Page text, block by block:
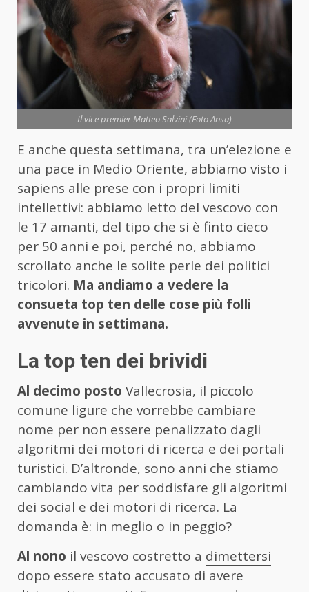
Il vice premier Matteo Salvini (Foto Ansa)
E anche questa settimana, tra un’elezione e
una pace in Medio Oriente, abbiamo visto i
sapiens alle prese con i propri limiti
intellettivi: abbiamo letto del vescovo con
le 17 amanti, del tipo che si è finto cieco
per 50 anni e poi, perché no, abbiamo
scrollato anche le solite perle dei politici
tricolori. Ma andiamo a vedere la
consueta top ten delle cose più folli
avvenute in settimana.
La top ten dei brividi
Al decimo posto Vallecrosia, il piccolo
comune ligure che vorrebbe cambiare
nome per non essere penalizzato dagli
algoritmi dei motori di ricerca e dei portali
turistici. D’altronde, sono anni che stiamo
cambiando vita per soddisfare gli algoritmi
dei social e dei motori di ricerca. La
domanda è: in meglio o in peggio?
Al nono il vescovo costretto a dimettersi
dopo essere stato accusato di avere